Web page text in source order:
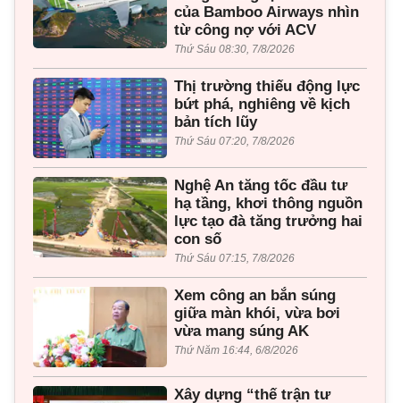
của Bamboo Airways nhìn
từ công nợ với ACV
Thứ Sáu 08:30, 7/8/2026
Thị trường thiếu động lực
bứt phá, nghiêng về kịch
bản tích lũy
Thứ Sáu 07:20, 7/8/2026
Nghệ An tăng tốc đầu tư
hạ tầng, khơi thông nguồn
lực tạo đà tăng trưởng hai
con số
Thứ Sáu 07:15, 7/8/2026
Xem công an bắn súng
giữa màn khói, vừa bơi
vừa mang súng AK
Thứ Năm 16:44, 6/8/2026
Xây dựng “thế trận tư